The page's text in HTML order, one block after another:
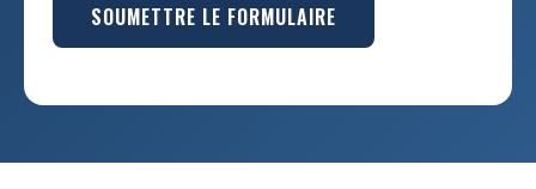
SOUMETTRE LE FORMULAIRE